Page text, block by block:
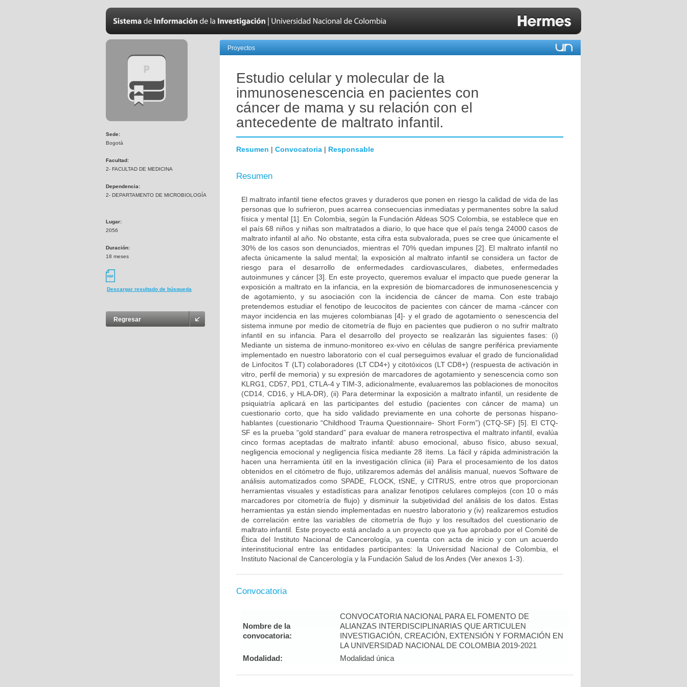
Sede:
Bogotá
Facultad:
2- FACULTAD DE MEDICINA
Dependencia:
2- DEPARTAMENTO DE MICROBIOLOGÍA
Lugar:
2056
Duración:
18 meses
Descargar resultado de búsqueda
Regresar
Proyectos
Estudio celular y molecular de la
inmunosenescencia en pacientes con
cáncer de mama y su relación con el
antecedente de maltrato infantil.
Resumen | Convocatoria | Responsable
Resumen
El maltrato infantil tiene efectos graves y duraderos que ponen en riesgo la calidad de vida de las
personas que lo sufrieron, pues acarrea consecuencias inmediatas y permanentes sobre la salud
física y mental [1]. En Colombia, según la Fundación Aldeas SOS Colombia, se establece que en
el país 68 niños y niñas son maltratados a diario, lo que hace que el país tenga 24000 casos de
maltrato infantil al año. No obstante, esta cifra esta subvalorada, pues se cree que únicamente el
30% de los casos son denunciados, mientras el 70% quedan impunes [2]. El maltrato infantil no
afecta únicamente la salud mental; la exposición al maltrato infantil se considera un factor de
riesgo para el desarrollo de enfermedades cardiovasculares, diabetes, enfermedades
autoinmunes y cáncer [3]. En este proyecto, queremos evaluar el impacto que puede generar la
exposición a maltrato en la infancia, en la expresión de biomarcadores de inmunosenescencia y
de agotamiento, y su asociación con la incidencia de cáncer de mama. Con este trabajo
pretendemos estudiar el fenotipo de leucocitos de pacientes con cáncer de mama -cáncer con
mayor incidencia en las mujeres colombianas [4]- y el grado de agotamiento o senescencia del
sistema inmune por medio de citometría de flujo en pacientes que pudieron o no sufrir maltrato
infantil en su infancia. Para el desarrollo del proyecto se realizarán las siguientes fases: (i)
Mediante un sistema de inmuno-monitoreo ex-vivo en células de sangre periférica previamente
implementado en nuestro laboratorio con el cual perseguimos evaluar el grado de funcionalidad
de Linfocitos T (LT) colaboradores (LT CD4+) y citotóxicos (LT CD8+) (respuesta de activación in
vitro, perfil de memoria) y su expresión de marcadores de agotamiento y senescencia como son
KLRG1, CD57, PD1, CTLA-4 y TIM-3, adicionalmente, evaluaremos las poblaciones de monocitos
(CD14, CD16, y HLA-DR), (ii) Para determinar la exposición a maltrato infantil, un residente de
psiquiatría aplicará en las participantes del estudio (pacientes con cáncer de mama) un
cuestionario corto, que ha sido validado previamente en una cohorte de personas hispano-
hablantes (cuestionario “Childhood Trauma Questionnaire- Short Form”) (CTQ-SF) [5]. El CTQ-
SF es la prueba “gold standard” para evaluar de manera retrospectiva el maltrato infantil, evalúa
cinco formas aceptadas de maltrato infantil: abuso emocional, abuso físico, abuso sexual,
negligencia emocional y negligencia física mediante 28 ítems. La fácil y rápida administración la
hacen una herramienta útil en la investigación clínica (iii) Para el procesamiento de los datos
obtenidos en el citómetro de flujo, utilizaremos además del análisis manual, nuevos Software de
análisis automatizados como SPADE, FLOCK, tSNE, y CITRUS, entre otros que proporcionan
herramientas visuales y estadísticas para analizar fenotipos celulares complejos (con 10 o más
marcadores por citometría de flujo) y disminuir la subjetividad del análisis de los datos. Estas
herramientas ya están siendo implementadas en nuestro laboratorio y (iv) realizaremos estudios
de correlación entre las variables de citometría de flujo y los resultados del cuestionario de
maltrato infantil. Este proyecto está anclado a un proyecto que ya fue aprobado por el Comité de
Ética del Instituto Nacional de Cancerología, ya cuenta con acta de inicio y con un acuerdo
interinstitucional entre las entidades participantes: la Universidad Nacional de Colombia, el
Instituto Nacional de Cancerología y la Fundación Salud de los Andes (Ver anexos 1-3).
Convocatoria
Nombre de la
convocatoria:
CONVOCATORIA NACIONAL PARA EL FOMENTO DE
ALIANZAS INTERDISCIPLINARIAS QUE ARTICULEN
INVESTIGACIÓN, CREACIÓN, EXTENSIÓN Y FORMACIÓN EN
LA UNIVERSIDAD NACIONAL DE COLOMBIA 2019-2021
Modalidad:
Modalidad única